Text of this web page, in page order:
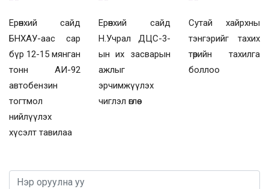
Ерөнхий сайд
БНХАУ-аас сар
бүр 12-15 мянган
тонн АИ-92
автобензин
тогтмол
нийлүүлэх
хүсэлт тавилаа
Ерөнхий сайд
Н.Учрал ДЦС-3-
ын их засварын
ажлыг
эрчимжүүлэх
чиглэл өглөө
Сутай хайрхны
тэнгэрийг тахих
төрийн тахилга
боллоо